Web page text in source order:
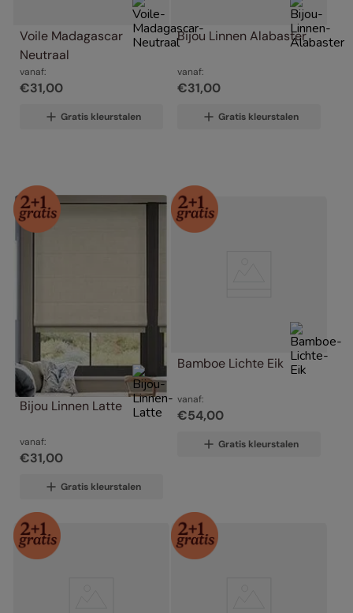
Voile Madagascar
Neutraal
vanaf:
€31,00
Gratis kleurstalen
Bijou Linnen Alabaster
vanaf:
€31,00
Gratis kleurstalen
Bijou Linnen Latte
vanaf:
€31,00
Gratis kleurstalen
Bamboe Lichte Eik
vanaf:
€54,00
Gratis kleurstalen